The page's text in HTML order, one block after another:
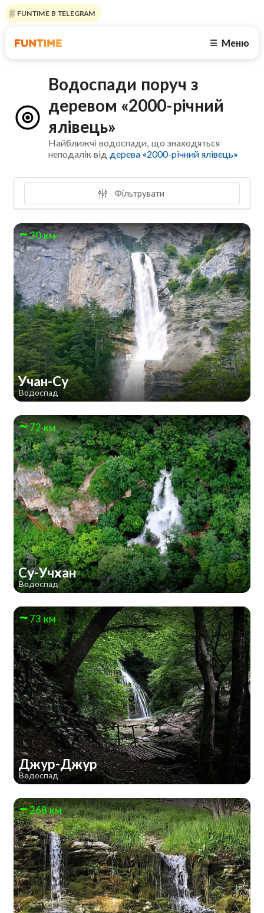
FUNTIME В TELEGRAM
☰ Меню
Водоспади поруч з
деревом «2000-річний
ялівець»
Найближчі водоспади, що знаходяться
неподалік від дерева «2000-річний ялівець»
Фільтрувати
30 км
Учан-Су
Водоспад
72 км
Су-Учхан
Водоспад
73 км
Джур-Джур
Водоспад
268 км